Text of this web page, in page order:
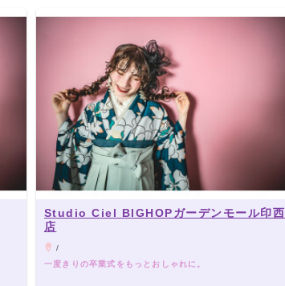
Studio Ciel BIGHOPガーデンモール印西
店
/
一度きりの卒業式をもっとおしゃれに。